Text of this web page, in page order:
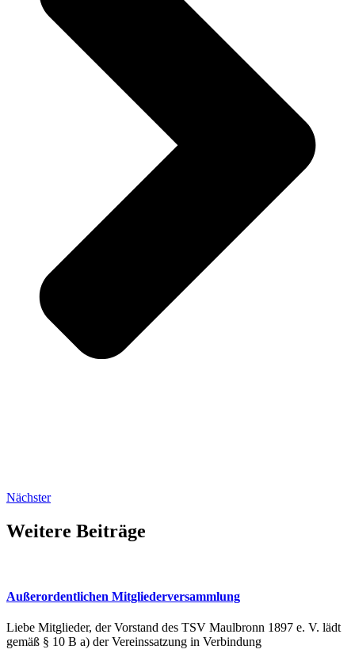
Nächster
Weitere Beiträge
Außerordentlichen Mitgliederversammlung
Liebe Mitglieder, der Vorstand des TSV Maulbronn 1897 e. V. lädt
gemäß § 10 B a) der Vereinssatzung in Verbindung